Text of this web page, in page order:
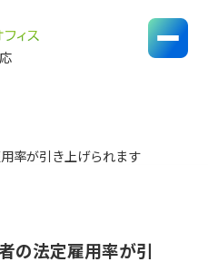
率が引き上げられます
の法定雇用率が引